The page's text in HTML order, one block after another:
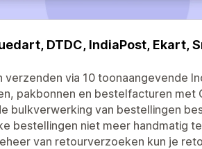
DTDC, IndiaPost, Ekart,
via 10 toonaangevende
pakbonnen en bestelfacturen met
bulkverwerking van bestellingen
bestellingen niet meer handmatig
van retourverzoeken kun je